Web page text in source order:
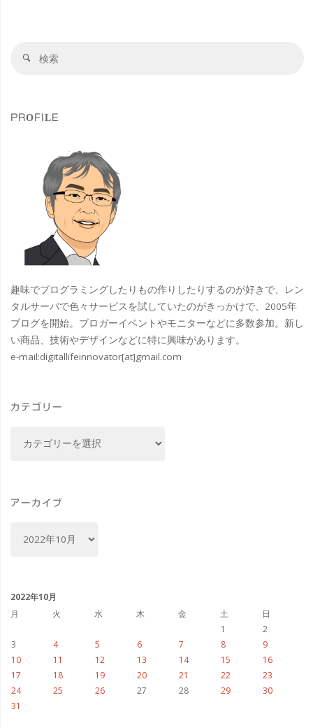
提
案
す
る
タ
バ
ー
マ
検
PROFILE
趣味でプログラミングしたりもの作りしたりするのが好きで、レン
タルサーバで色々サービスを試していたのがきっかけで、2005年
ブログを開始。ブロガーイベントやモニターなどに多数参加。新し
い商品、技術やデザインなどに特に興味があります。
e-mail:digitallifeinnovator[at]gmail.com
カテゴリー
ー
アーカイブ
ブ
2022年10月
月
火 水 木 金 土
日
1
2
3
4 5 6 7 8
9
10
11 12 13 14 15
16
17
18 19 20 21 22
23
24
25 26 27 28 29
30
31